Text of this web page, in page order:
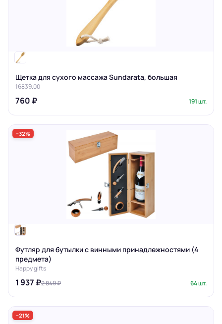
Щетка для сухого массажа Sundarata, большая
16839.00
760 ₽ 191 шт.
−32%
Футляр для бутылки с винными принадлежностями (4
предмета)
Happy gifts
1 937 ₽2 849 ₽ 64 шт.
−21%